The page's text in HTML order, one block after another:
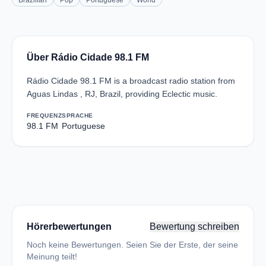
Über Rádio Cidade 98.1 FM
Rádio Cidade 98.1 FM is a broadcast radio station from
Aguas Lindas , RJ, Brazil, providing Eclectic music.
FREQUENZ
98.1 FM
SPRACHE
Portuguese
Hörerbewertungen Bewertung schreiben
Noch keine Bewertungen. Seien Sie der Erste, der seine
Meinung teilt!